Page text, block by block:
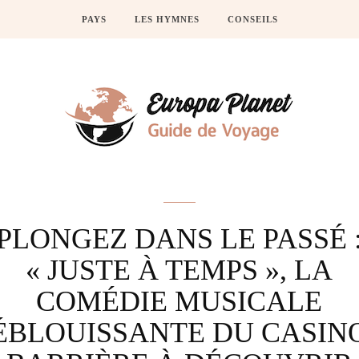
PAYS LES HYMNES CONSEILS
DANS LE PASSÉ
« JUSTE À TEMPS », LA
COMÉDIE MUSICALE
DU